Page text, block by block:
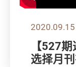
2020.09.15
【527
选择月刊